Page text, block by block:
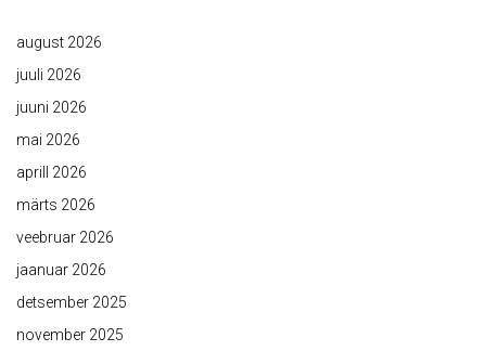
august 2026
juuli 2026
juuni 2026
mai 2026
aprill 2026
märts 2026
veebruar 2026
jaanuar 2026
detsember 2025
november 2025